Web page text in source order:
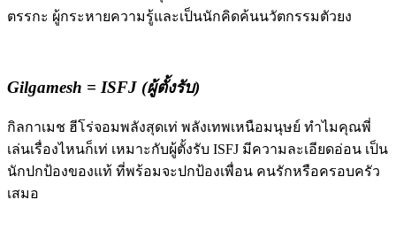
ตรรกะ ผู้กระหายความรู้และเป็นนักคิดค้นนวัตกรรมตัวยง
Gilgamesh = ISFJ (ผู้ตั้งรับ)
กิลกาเมช ฮีโร่จอมพลังสุดเท่ พลังเทพเหนือมนุษย์ ทำไมคุณพี่
เล่นเรื่องไหนก็เท่ เหมาะกับผู้ตั้งรับ ISFJ มีความละเอียดอ่อน เป็น
นักปกป้องของแท้ ที่พร้อมจะปกป้องเพื่อน คนรักหรือครอบครัว
เสมอ